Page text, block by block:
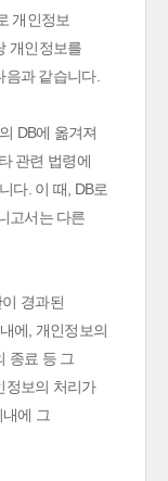
개인정보
개인정보를
과 같습니다.
DB에 옮겨져
관련 법령에
다. 이 때, DB로
고서는 다른
경과된
에, 개인정보의
종료 등 그
정보의 처리가
에 그